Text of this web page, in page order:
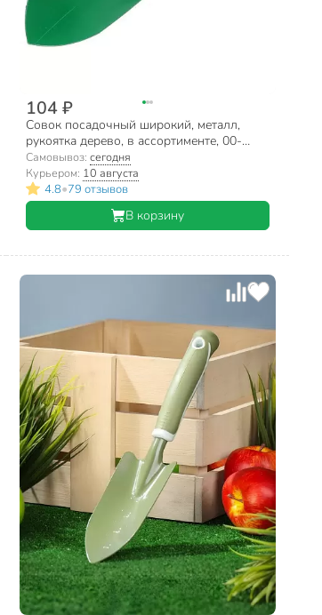
104 ₽
Совок посадочный широкий, металл,
рукоятка дерево, в ассортименте, 00-
00000529
Самовывоз:сегодня
Курьером: 10 августа
4.8•79 отзывов
В корзину